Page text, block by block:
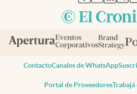
ContactoCanales de WhatsApp
Portal de ProveedoresTrabajá